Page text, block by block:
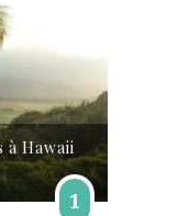
à Hawaii
1